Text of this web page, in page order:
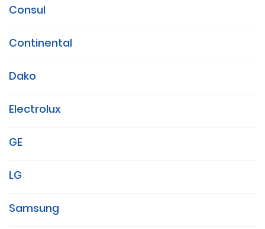
Consul
Continental
Dako
Electrolux
GE
LG
Samsung